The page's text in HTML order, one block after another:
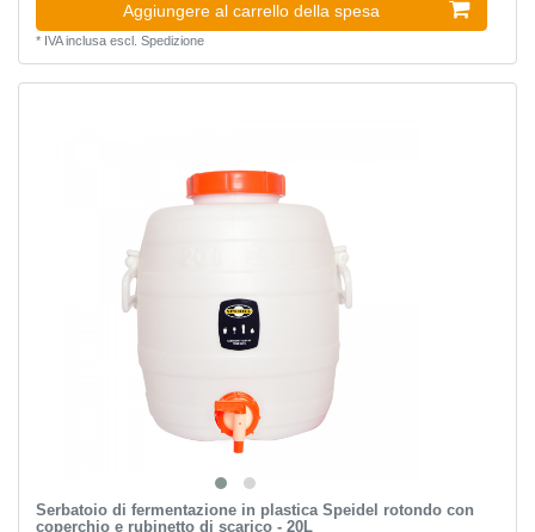
Aggiungere al carrello della spesa
* IVA inclusaescl. Spedizione
Serbatoio di fermentazione in plastica Speidel rotondo con
coperchio e rubinetto di scarico - 20L